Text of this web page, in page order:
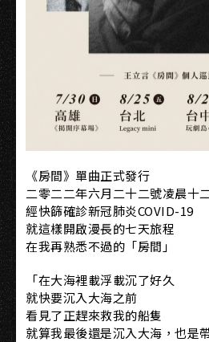
《房間》單曲正式發行
二零二二年六月二十二號凌晨十
經快篩確診新冠肺炎COVID-19
就這樣開啟漫長的七天旅程
在我再熟悉不過的「房間」
「在大海裡載浮載沉了好久
就快要沉入大海之前
看見了正趕來救我的船隻
就算我最後還是沉入大海，也是